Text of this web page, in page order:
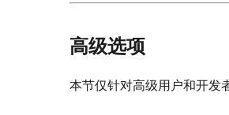
高级选项
本节仅针对高级用户和开发